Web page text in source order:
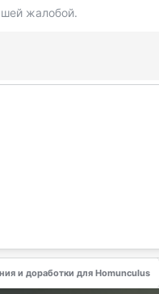
жалобой.
и доработки для Homunculus